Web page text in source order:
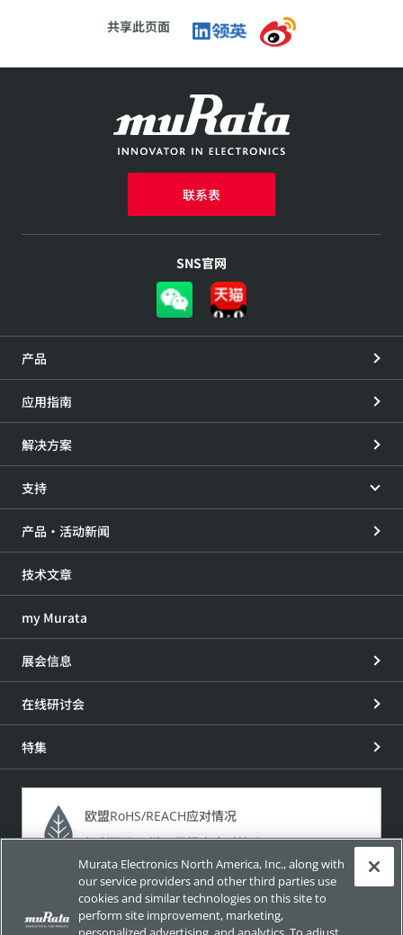
共享此页面
联系表
SNS官网
产品
应用指南
解决方案
支持
产品・活动新闻
技术文章
my Murata
展会信息
在线研讨会
特集
欧盟RoHS/REACH应对情况
加利福尼亚州65号提案应对情况
介绍产品所含化学物质的法规法令 以及本公司应对这些法规
法令的情况。
Murata Electronics North America, Inc., along with
our service providers and other third parties use
cookies and similar technologies on this site to
perform site improvement, marketing,